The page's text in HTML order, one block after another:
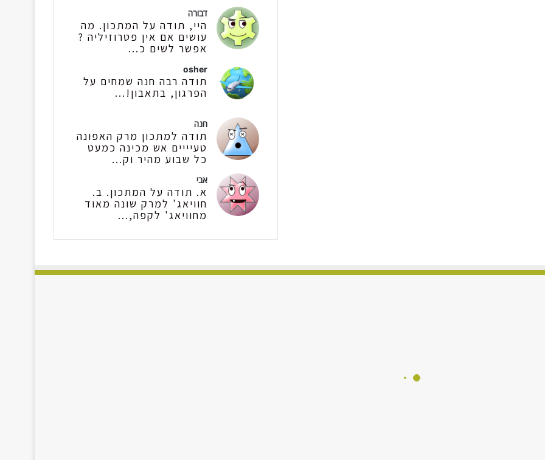
דבורה
היי, תודה על המתכון. מה
עושים אם אין פטרוזיליה ?
אפשר לשים כ...
osher
תודה רבה חנה שמחים על
הפרגון, בתאבון!...
חנה
תודה למתכון מרק האפונה
טעיייים אש מכינה כמעט
כל שבוע מהיר וק...
אבי
א. תודה על המתכון. ב.
חוויאג' למרק שונה מאוד
מחוויאג' לקפה,...